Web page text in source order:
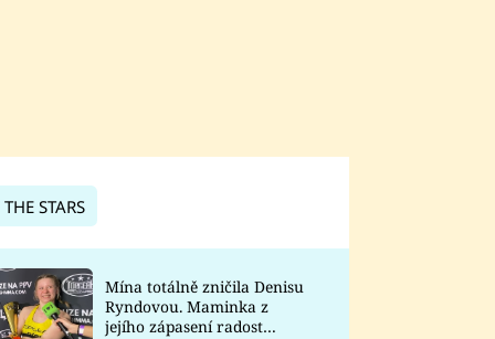
Prima Lajk
Sledujte nás
STARS
Mína totálně zničila Denisu
Ryndovou. Maminka z
jejího zápasení radost